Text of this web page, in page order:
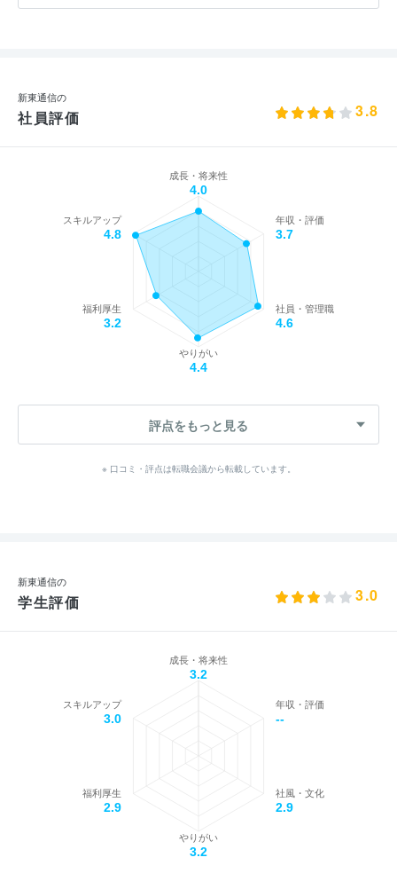
新東通信の
社員評価 3.8
成長・将来性
4.0
年収・評価
3.7
社員・管理職
4.6
やりがい
4.4
福利厚生
3.2
スキルアップ
4.8
評点をもっと見る
※ 口コミ・評点は転職会議から転載しています。
新東通信の
学生評価 3.0
成長・将来性
3.2
年収・評価
--
社風・文化
2.9
やりがい
3.2
福利厚生
2.9
スキルアップ
3.0